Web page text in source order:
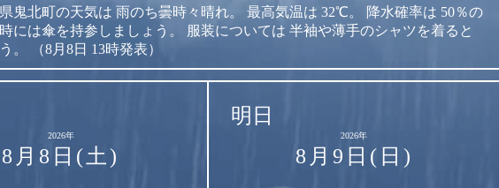
鬼北町の天気は 雨のち曇時々晴れ。 最高気温は 32℃。 降水確率は 50％の
には傘を持参しましょう。
服装については 半袖や薄手のシャツを着ると
。
（8月8日 13時発表）
2026年
8月8日(土)
明日
2026年
8月9日(日)